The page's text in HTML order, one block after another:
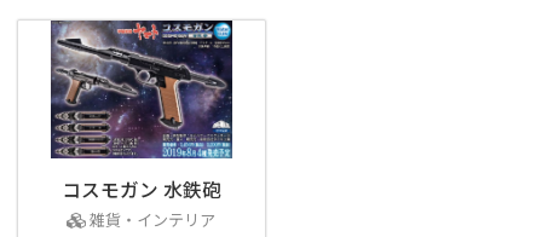
コスモガン 水鉄砲
雑貨・インテリア